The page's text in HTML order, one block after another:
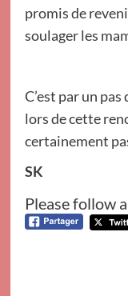
promis de
soulager les
C’est par un
lors de cette
certainement
SK
Please follow